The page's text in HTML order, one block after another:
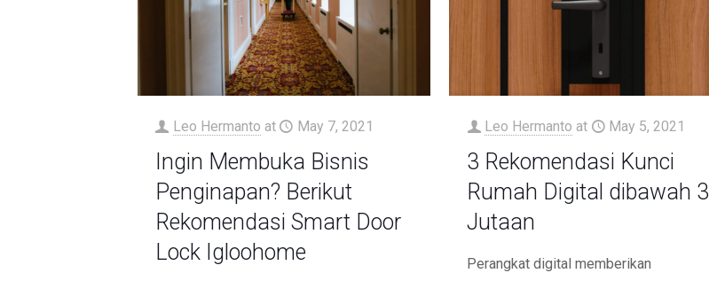
Leo Hermanto at May 7, 2021
Ingin Membuka Bisnis
Penginapan? Berikut
Rekomendasi Smart Door
Lock Igloohome
Leo Hermanto at May 5, 2021
3 Rekomendasi Kunci
Rumah Digital dibawah 3
Jutaan
Perangkat digital memberikan